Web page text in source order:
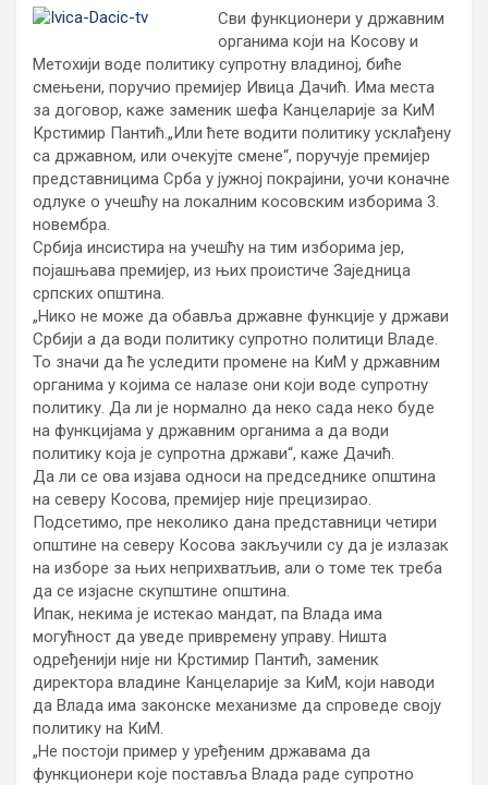
Сви функционери у државним
органима који на Косову и
Метохији воде политику супротну владиној, биће
смењени, поручио премијер Ивица Дачић. Има места
за договор, каже заменик шефа Канцеларије за КиМ
Крстимир Пантић.„Или ћете водити политику усклађену
са државном, или очекујте смене“, поручује премијер
представницима Срба у јужној покрајини, уочи коначне
одлуке о учешћу на локалним косовским изборима 3.
новембра.
Србија инсистира на учешћу на тим изборима јер,
појашњава премијер, из њих проистиче Заједница
српских општина.
„Нико не може да обавља државне функције у држави
Србији а да води политику супротно политици Владе.
То значи да ће уследити промене на КиМ у државним
органима у којима се налазе они који воде супротну
политику. Да ли је нормално да неко сада неко буде
на функцијама у државним органима а да води
политику која је супротна држави“, каже Дачић.
Да ли се ова изјава односи на председнике општина
на северу Косова, премијер није прецизирао.
Подсетимо, пре неколико дана представници четири
општине на северу Косова закључили су да је излазак
на изборе за њих неприхватљив, али о томе тек треба
да се изјасне скупштине општина.
Ипак, некима је истекао мандат, па Влада има
могућност да уведе привремену управу. Ништа
одређенији није ни Крстимир Пантић, заменик
директора владине Канцеларије за КиМ, који наводи
да Влада има законске механизме да спроведе своју
политику на КиМ.
„Не постоји пример у уређеним државама да
функционери које поставља Влада раде супротно